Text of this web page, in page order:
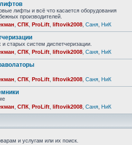
лифты и всё что касается оборудования
производителей.
СПК ProLift liftovik2008 Саня НиК
старых систем диспетчеризации.
СПК ProLift liftovik2008 Саня НиК
СПК ProLift liftovik2008 Саня НиК
СПК ProLift liftovik2008 Саня НиК
и услугам или их поиск.